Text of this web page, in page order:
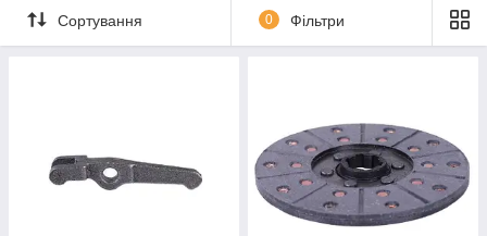
Сортування 0 Фільтри